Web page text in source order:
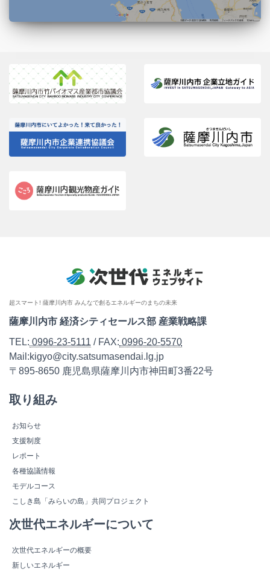
超スマート! 薩摩川内市 みんなで創るエネルギーのまちの未来
薩摩川内市 経済シティセールス部 産業戦略課
TEL: 0996-23-5111 / FAX: 0996-20-5570
Mail:kigyo@city.satsumasendai.lg.jp
〒895-8650 鹿児島県薩摩川内市神田町3番22号
取り組み
お知らせ
支援制度
レポート
各種協議情報
モデルコース
こしき島「みらいの島」共同プロジェクト
次世代エネルギーについて
次世代エネルギーの概要
新しいエネルギー